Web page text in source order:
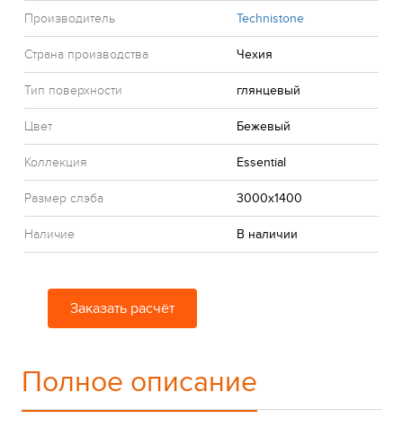
Производитель
Technistone
Страна производства Чехия
Тип поверхности глянцевый
Цвет Бежевый
Коллекция Essential
Размер слэба 3000x1400
Наличие В наличии
Заказать расчёт
Полное описание